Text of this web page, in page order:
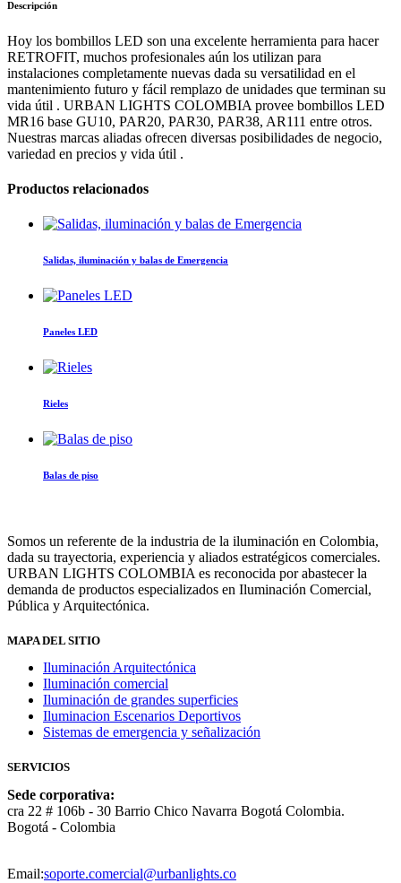
Descripción
Hoy los bombillos LED son una excelente herramienta para hacer
RETROFIT, muchos profesionales aún los utilizan para
instalaciones completamente nuevas dada su versatilidad en el
mantenimiento futuro y fácil remplazo de unidades que terminan su
vida útil . URBAN LIGHTS COLOMBIA provee bombillos LED
MR16 base GU10, PAR20, PAR30, PAR38, AR111 entre otros.
Nuestras marcas aliadas ofrecen diversas posibilidades de negocio,
variedad en precios y vida útil .
Productos relacionados
Salidas, iluminación y balas de Emergencia
Paneles LED
Rieles
Balas de piso
Somos un referente de la industria de la iluminación en Colombia,
dada su trayectoria, experiencia y aliados estratégicos comerciales.
URBAN LIGHTS COLOMBIA es reconocida por abastecer la
demanda de productos especializados en Iluminación Comercial,
Pública y Arquitectónica.
MAPA DEL SITIO
Iluminación Arquitectónica
Iluminación comercial
Iluminación de grandes superficies
Iluminacion Escenarios Deportivos
Sistemas de emergencia y señalización
SERVICIOS
Sede corporativa:
cra 22 # 106b - 30 Barrio Chico Navarra Bogotá Colombia.
Bogotá - Colombia
Email:soporte.comercial@urbanlights.co